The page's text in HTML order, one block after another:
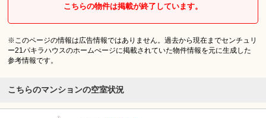
こちらの物件は掲載が終了しています。
※このページの情報は広告情報ではありません。過去から現在までセンチュリ
ー21パキラハウスのホームぺージに掲載されていた物件情報を元に生成した
参考情報です。
こちらのマンションの空室状況